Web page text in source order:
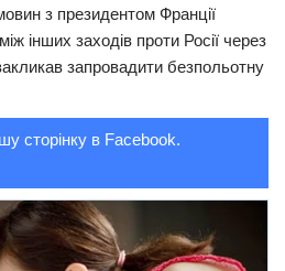
з президентом Франції
інших заходів проти Росії через
запровадити безпольотну
сторінку в Facebook.